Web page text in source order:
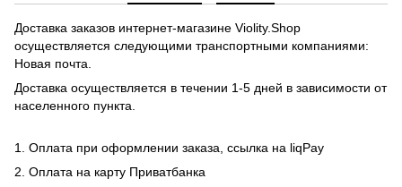
Доставка заказов интернет-магазине Violity.Shop
осуществляется следующими транспортными компаниями:
Новая почта.
Доставка осуществляется в течении 1-5 дней в зависимости от
населенного пункта.
1. Оплата при оформлении заказа, ссылка на liqPay
2. Оплата на карту Приватбанка